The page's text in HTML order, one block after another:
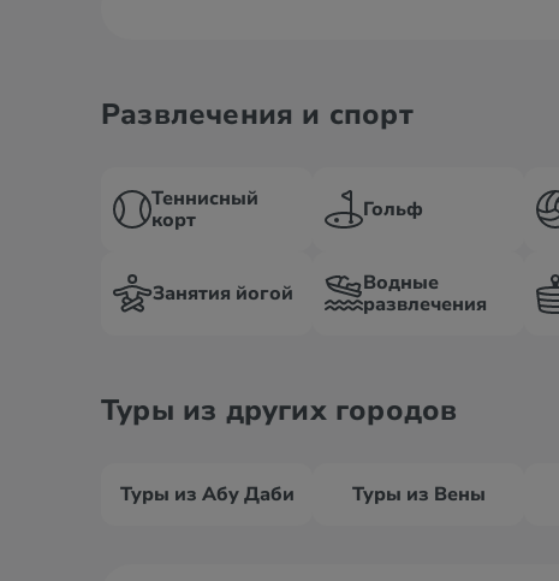
Развлечения и спорт
Теннисный
корт
Гольф
Занятия йогой
Водные
развлечения
Туры из других городов
Туры из Абу Даби Туры из Вены